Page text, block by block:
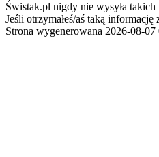
Świstak.pl nigdy nie wysyła
Jeśli otrzymałeś/aś taką
Strona wygenerowana 2026-08-